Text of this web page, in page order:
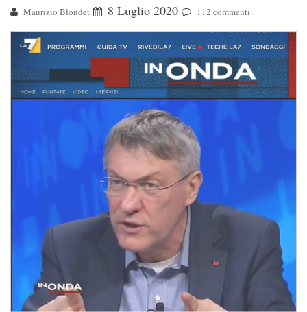
Maurizio Blondet 8 Luglio 2020 112 commenti